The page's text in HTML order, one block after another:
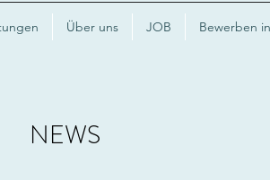
Über uns JOB Bewerben
NEWS